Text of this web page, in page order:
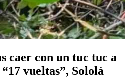
caer con un tuc tuc a
vueltas”, Sololá